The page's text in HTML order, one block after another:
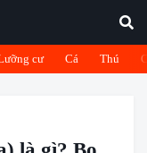
cư Cá Thú